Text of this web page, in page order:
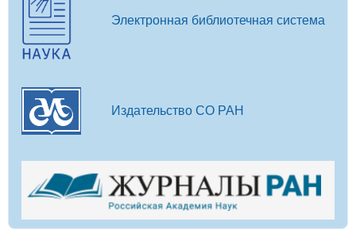
Электронная библиотечная система
Издательство СО РАН